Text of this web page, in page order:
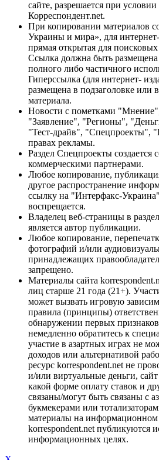
сайте, разрешается при
Корреспондент.net.
При копировании материалов
Украины и мира», для
прямая открытая для
Ссылка должна быть размещена
полного либо частичного
Гиперссылка (для интернет-
размещена в подзаголовке или
материала.
Новости с пометками
"Заявление", "Регионы",
"Тест-драйв", "Спецпроекты",
правах рекламы.
Раздел Спецпроекты создается
коммерческими партнерами.
Любое копирование,
другое распространение
ссылку на "Интерфакс-
воспрещается.
Владелец веб-страницы в
является автор публикации.
Любое копирование,
фотографий и/или
принадлежащих
запрещено.
Материалы сайта
лиц старше 21 года (21+).
может вызвать игровую
правила (принципы)
обнаружении первых
немедленно обратитесь к
участие в азартных играх не
доходов или альтернативой
ресурс korrespondent.net не
и/или виртуальные деньги,
какой форме оплату ставок и
связаны/могут быть связаны с
букмекерами или
материалы на информационном
korrespondent.net публикуются
информационных целях.